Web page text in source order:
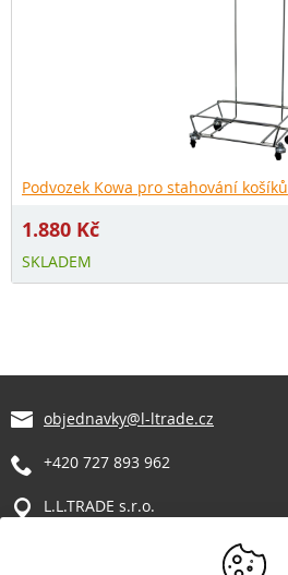
Podvozek Kowa pro stahování košíků
1.880 Kč
SKLADEM
objednavky@l-ltrade.cz
+420 727 893 962
L.L.TRADE s.r.o.